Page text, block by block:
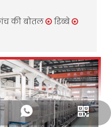
की बोतल  डिब्बे 